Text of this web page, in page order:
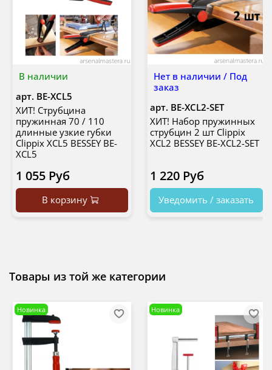
В наличии
арт. BE-XCL5
ХИТ! Струбцина
пружинная 70 / 110
длинные узкие губки
Clippix XCL5 BESSEY BE-
XCL5
1 055 Руб
В корзину
Нет в наличии / Под
заказ
арт. BE-XCL2-SET
ХИТ! Набор пружинных
струбцин 2 шт Clippix
XCL2 BESSEY BE-XCL2-SET
1 220 Руб
Уведомить / заказать
Товары из той же категории
Новинка Новинка